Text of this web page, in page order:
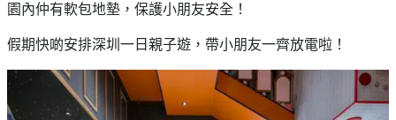
園內仲有軟包地墊，保護小朋友安全！
假期快啲安排深圳一日親子遊，帶小朋友一齊放電啦！